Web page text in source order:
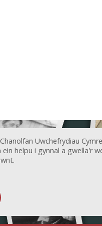
Uwchefrydiau
helpu i gynnal a gwella'r